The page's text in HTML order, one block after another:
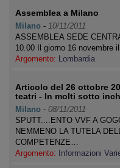
Assemblea a Milano
Milano - 10/11/2011
ASSEMBLEA SEDE
10.00 Il giorno 16 novembre
Argomento: Lombardia
Articolo del 26 ottobre
teatri - In molti sotto
Milano - 08/11/2011
SPUTT....ENTO VVF A
NEMMENO LA TUTELA
COMPETENZE…
Argomento:
Informazioni